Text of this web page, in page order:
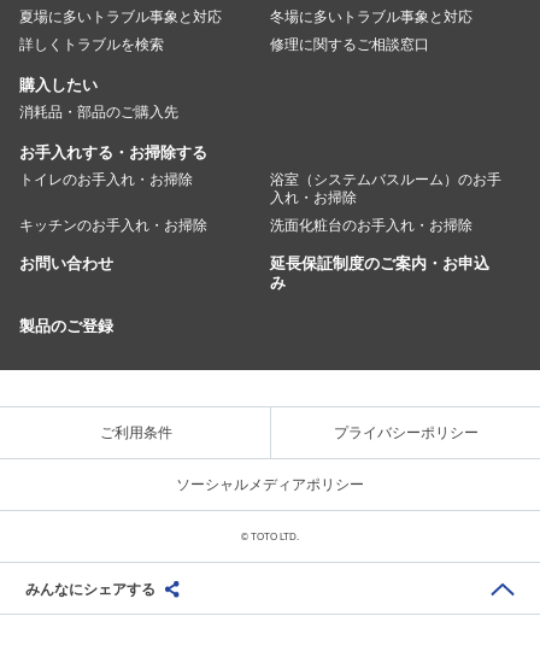
夏場に多いトラブル事象と対応
冬場に多いトラブル事象と対応
詳しくトラブルを検索
修理に関するご相談窓口
購入したい
消耗品・部品のご購入先
お手入れする・お掃除する
トイレのお手入れ・お掃除
浴室（システムバスルーム）のお手
入れ・お掃除
キッチンのお手入れ・お掃除
洗面化粧台のお手入れ・お掃除
お問い合わせ
延長保証制度のご案内・お申込
み
製品のご登録
ご利用条件 プライバシーポリシー
ソーシャルメディアポリシー
みんなにシェアする
© TOTO LTD.